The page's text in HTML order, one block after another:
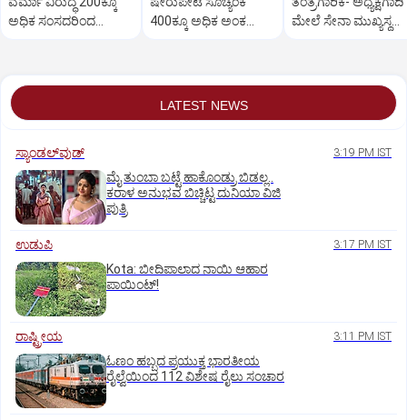
ಅಧಿಕ ಸಂಸದರಿಂದ
400ಕ್ಕೂ ಅಧಿಕ ಅಂಕ
ಮೇಲೆ ಸೇನಾ ಮುಖ್ಯಸ್ಥ
LATEST NEWS
ಸ್ಯಾಂಡಲ್‌ವುಡ್‌ 3:19 PM IST
ಮೈ ತುಂಬಾ ಬಟ್ಟೆ ಹಾಕೊಂಡ್ರು ಬಿಡಲ್ಲ..
ಕರಾಳ ಅನುಭವ ಬಿಚ್ಚಿಟ್ಟ ದುನಿಯಾ ವಿಜಿ
ಪುತ್ರಿ
ಉಡುಪಿ 3:17 PM IST
Kota: ಬೀದಿಪಾಲಾದ ನಾಯಿ ಆಹಾರ
ಪಾಯಿಂಟ್‌!
ರಾಷ್ಟ್ರೀಯ 3:11 PM IST
ಓಣಂ ಹಬ್ಬದ ಪ್ರಯುಕ್ತ ಭಾರತೀಯ
ರೈಲ್ವೆಯಿಂದ 112 ವಿಶೇಷ ರೈಲು ಸಂಚಾರ